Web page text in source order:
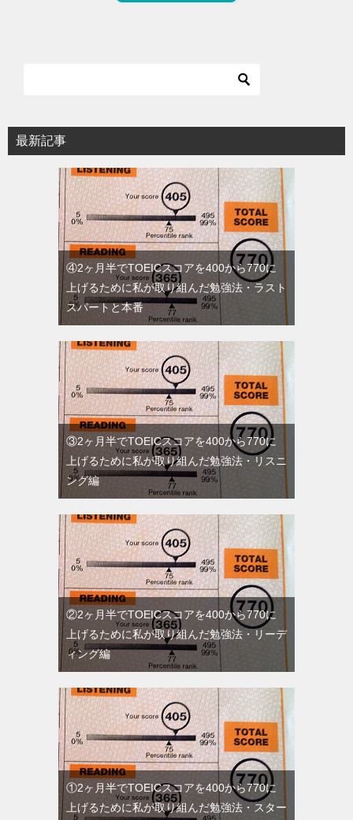
最新記事
④2ヶ月半でTOEICスコアを400から770に
上げるために私が取り組んだ勉強法・ラスト
スパートと本番
③2ヶ月半でTOEICスコアを400から770に
上げるために私が取り組んだ勉強法・リスニ
ング編
②2ヶ月半でTOEICスコアを400から770に
上げるために私が取り組んだ勉強法・リーデ
ィング編
①2ヶ月半でTOEICスコアを400から770に
上げるために私が取り組んだ勉強法・スター